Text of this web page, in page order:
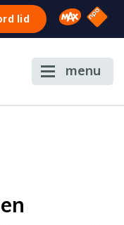
lid Omroep
NPO
menu